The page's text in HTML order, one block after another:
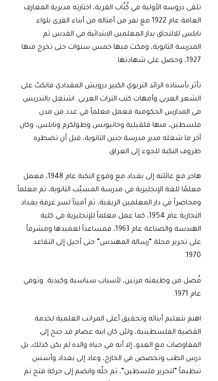
تلقى دروسه الأولية في كُتّاب القرية، اختارته مديرية المعارف
العامة عام 1922 مع نفر من أمثاله من أبناء القرى بلواء
نابلس للالتحاق بدار المعلمين الابتدائية في القدس ثم
المدرسة الثانوية، ومكث فيها خمس سنوات حتى تخرج منها
1927، وحصل على شهادتها.
تأثر بأستاذه الرائد التربوي الكبير درويش المقدادي فانكبّ على
الشعر العربي وأمهات كتب التراث العربي. اشتغل بالتدريس
في المدارس الحكومية فعمل معلماً في عدد من مدن
فلسطين، منها قلقيلية وخانيونس وطولكرم ونابلس، وكان
آخر ما شغله مدير مدرسة جنين الثانوية، قبل أن تضطره
ظروف النكبة للجوء إلى العراق.
هاجر مع عائلته إلى بغداد مع وقوع النكبة عام 1948، فعمل
معلمًا للغة الإنجليزية في مدرسة المسيّب الثانوية، ثم معلماً
ومحاضراً في دار المعلمين الريفية، ثم أميناً لسر غرفة بغداد
التجارية عام 1954، كما عمل معلماً للإنجليزية في كلية
الهندسة والصناعة عام 1963، فمساعداً لعميدها ومشرفاً
على تحرير مجلة “رسالة المهندس” حتى أحيل إلى التقاعد
1970.
فُصل من وظيفته مرتين، لأسباب سياسية وكيدية. وتوفي
عام 1971.
اهتم بتعليم أبنائه وتحقيق أعلى المراتب العلمية لخدمة
القضية الفلسطينية، ولئن كان ابنه عصام قد جنح إلى
المفاوضات مع العدو، إلا أنه في حياة والده لم يكن كذلك، بل
درس الطب وتخصص في الخارج، وعاد إلى بغداد وأسس
تنظيماً “لتحرير فلسطين”، ثم حلّه وانضم إلى حركة فتح ثم